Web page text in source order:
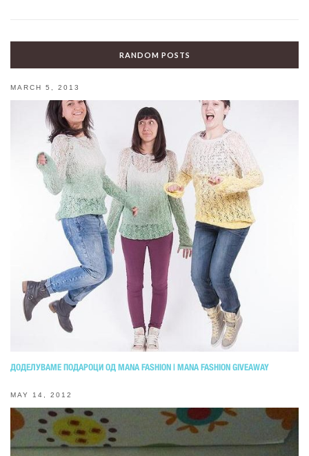
RANDOM POSTS
MARCH 5, 2013
ДОДЕЛУВАМЕ ПОДАРОЦИ ОД MANA FASHION | MANA FASHION GIVEAWAY
MAY 14, 2012